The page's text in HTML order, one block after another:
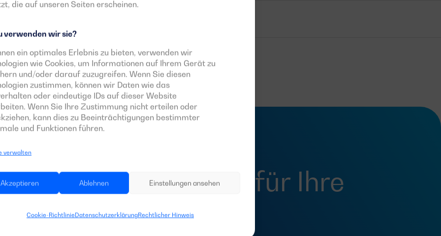
die auf unseren Seiten erscheinen.
verwenden wir sie?
ein optimales Erlebnis zu bieten, verwenden wir
wie Cookies, um Informationen auf Ihrem Gerät zu
und/oder darauf zuzugreifen. Wenn Sie diesen
zustimmen, können wir Daten wie das
oder eindeutige IDs auf dieser Website
Wenn Sie Ihre Zustimmung nicht erteilen oder
kann dies zu Beeinträchtigungen bestimmter
und Funktionen führen.
verwalten
Akzeptieren Ablehnen Einstellungen ansehen
Cookie-RichtlinieDatenschutzerklärungRechtlicher Hinweis
Sie eineSchalttafel für Ihre
Anlage?